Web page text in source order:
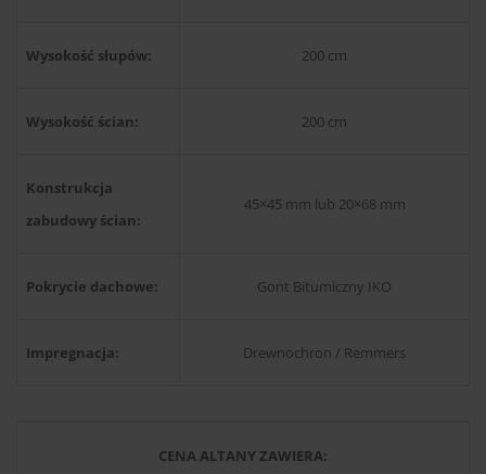
Wysokość słupów: 200 cm
Wysokość ścian: 200 cm
Konstrukcja
zabudowy ścian:
45×45 mm lub 20×68 mm
Pokrycie dachowe: Gont Bitumiczny IKO
Impregnacja: Drewnochron / Remmers
CENA ALTANY ZAWIERA: